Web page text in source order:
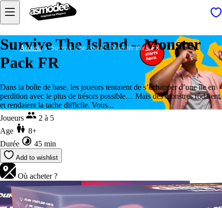
Accueil Survive The Island - Monster Pack FR
Survive The Island – Monster
Pack FR
Dans la boîte de base, les joueurs tentaient de s’échapper d’une île en
perdition avec le plus de trésors possible… Mais des monstres rôdaient
et rendaient la tache difficile. Vous...
Joueurs
2 à 5
Age
8+
Durée
45 min
Add to wishlist
Où acheter ?